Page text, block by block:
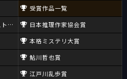
ト10』
受賞作品一覧
日本推理作家協会賞
本格ミステリ大賞
鮎川哲也賞
江戸川乱歩賞